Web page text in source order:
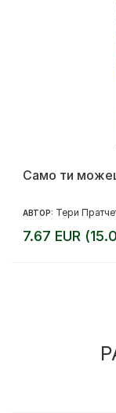
Само ти
АВТОР: Тери
7.67 EUR